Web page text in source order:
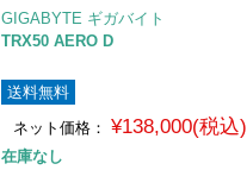
GIGABYTE ギガバイト
TRX50 AERO D
送料無料
ネット価格： ¥138,000(税込)
在庫なし